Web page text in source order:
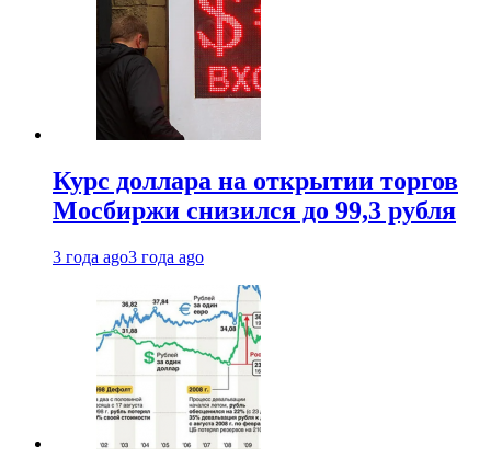
Курс доллара на открытии торгов
Мосбиржи снизился до 99,3 рубля
3 года ago3 года ago